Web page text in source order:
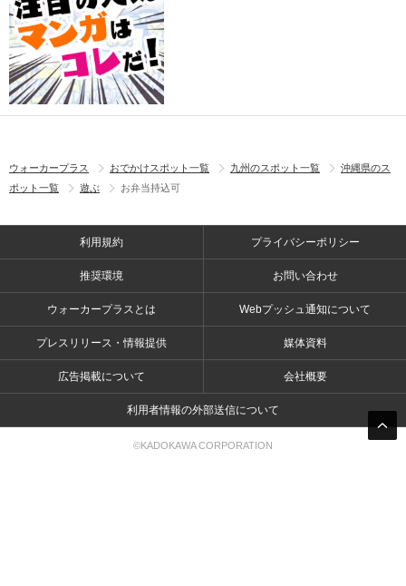
ウォーカープラス おでかけスポット一覧 九州のスポット一覧
沖縄県のス
ポット一覧
遊ぶ お弁当持込可
利用規約 プライバシーポリシー
推奨環境 お問い合わせ
ウォーカープラスとは Webプッシュ通知について
プレスリリース・情報提供 媒体資料
広告掲載について 会社概要
利用者情報の外部送信について
©KADOKAWA CORPORATION